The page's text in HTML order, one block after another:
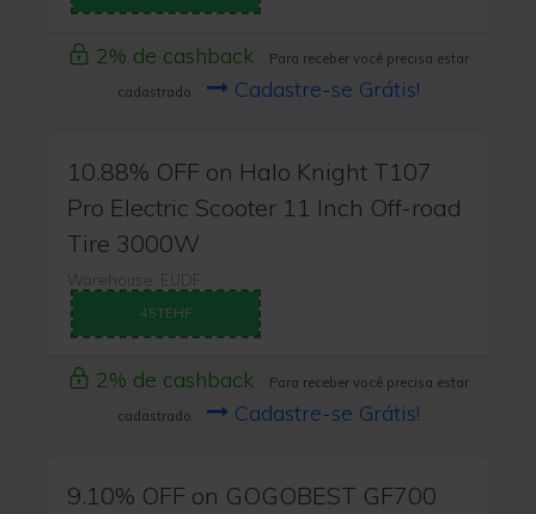
2% de cashback
Para receber você precisa estar
cadastrado
Cadastre-se Grátis!
10.88% OFF on Halo Knight T107
Pro Electric Scooter 11 Inch Off-road
Tire 3000W
Warehouse: EUDF
45TEHF
2% de cashback
Para receber você precisa estar
cadastrado
Cadastre-se Grátis!
9.10% OFF on GOGOBEST GF700